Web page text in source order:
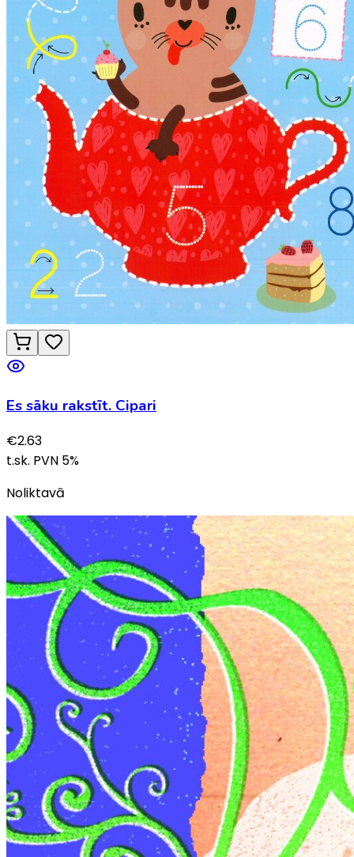
Es sāku rakstīt. Cipari
€2.63
t.sk. PVN 5%
Noliktavā